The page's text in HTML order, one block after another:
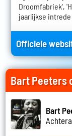
Droomfabriek',
jaarlijkse intrede
Officiele
Bart Peeters
Bart